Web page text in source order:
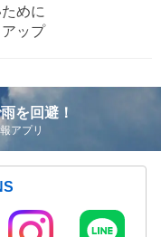
めに
ップ
を回避！
アプリ